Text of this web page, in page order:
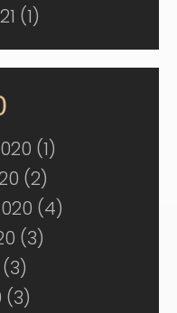
(1)
(1)
(2)
(4)
(3)
(3)